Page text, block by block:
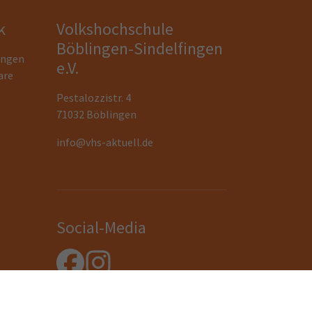
Volkshochschule
Böblingen-Sindelfingen
e.V.
Pestalozzistr. 4
71032 Böblingen
info@vhs-aktuell.de
Social-Media